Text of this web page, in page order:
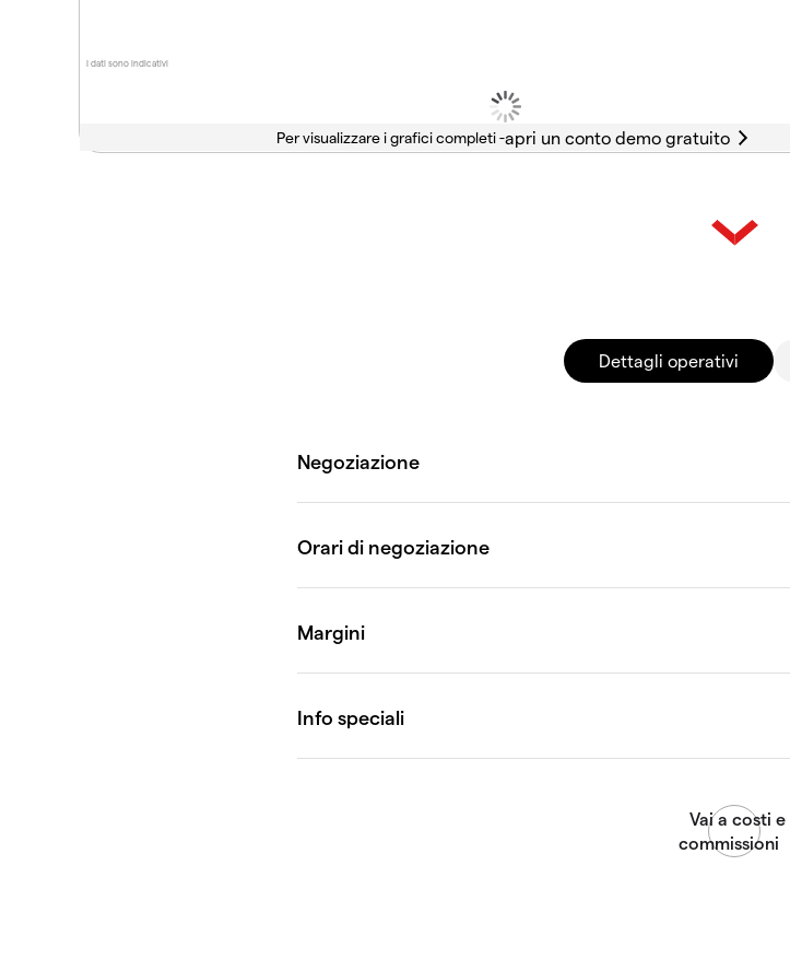
I dati sono indicativi
Per visualizzare i grafici completi -
Dettagli operativi